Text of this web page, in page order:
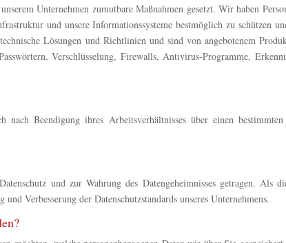
Unternehmen zumutbare Maßnahmen gesetzt. Wir haben
und unsere Informationssysteme bestmöglich zu schützen
Lösungen und Richtlinien und sind von angebotenem
Verschlüsselung, Firewalls, Antivirus-Programme,
nach Beendigung ihres Arbeitsverhältnisses über einen
und zur Wahrung des Datengeheimnisses getragen. Als
Verbesserung der Datenschutzstandards unseres Unternehmens.